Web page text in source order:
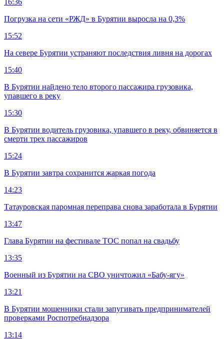
16:36
Погрузка на сети «РЖД» в Бурятии выросла на 0,3%
15:52
На севере Бурятии устраняют последствия ливня на дорогах
15:40
В Бурятии найдено тело второго пассажира грузовика,
упавшего в реку
15:30
В Бурятии водитель грузовика, упавшего в реку, обвиняется в
смерти трех пассажиров
15:24
В Бурятии завтра сохранится жаркая погода
14:23
Татауровская паромная переправа снова заработала в Бурятии
13:47
Глава Бурятии на фестивале ТОС попал на свадьбу
13:35
Военный из Бурятии на СВО уничтожил «Бабу-ягу»
13:21
В Бурятии мошенники стали запугивать предпринимателей
проверками Роспотребнадзора
13:14